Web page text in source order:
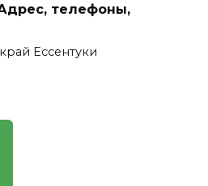
телефоны,
Ессентуки